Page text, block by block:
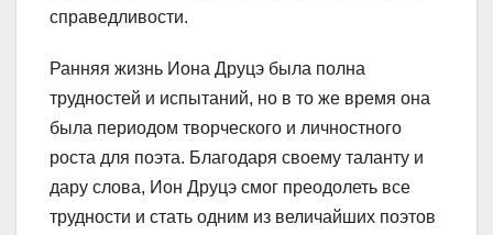
справедливости.
Ранняя жизнь Иона Друцэ была полна
трудностей и испытаний, но в то же время она
была периодом творческого и личностного
роста для поэта. Благодаря своему таланту и
дару слова, Ион Друцэ смог преодолеть все
трудности и стать одним из величайших поэтов